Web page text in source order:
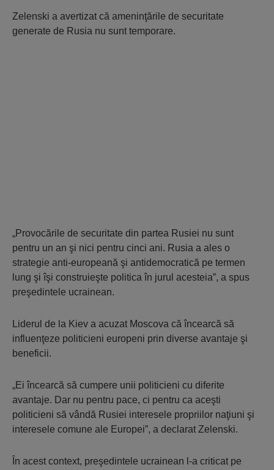
Zelenski a avertizat că ameninţările de securitate
generate de Rusia nu sunt temporare.
„Provocările de securitate din partea Rusiei nu sunt
pentru un an şi nici pentru cinci ani. Rusia a ales o
strategie anti-europeană şi antidemocratică pe termen
lung şi îşi construieşte politica în jurul acesteia”, a spus
preşedintele ucrainean.
Liderul de la Kiev a acuzat Moscova că încearcă să
influenţeze politicieni europeni prin diverse avantaje şi
beneficii.
„Ei încearcă să cumpere unii politicieni cu diferite
avantaje. Dar nu pentru pace, ci pentru ca aceşti
politicieni să vândă Rusiei interesele propriilor naţiuni şi
interesele comune ale Europei”, a declarat Zelenski.
În acest context, preşedintele ucrainean l-a criticat pe